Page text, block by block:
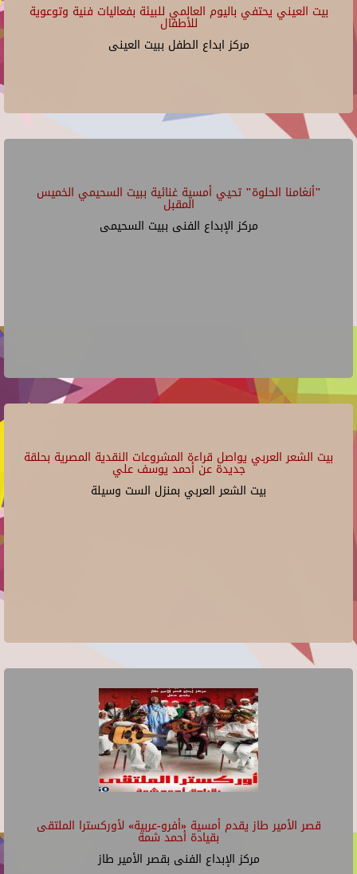
بيت العيني يحتفي باليوم العالمي للبيئة بفعاليات فنية وتوعوية
للأطفال
مركز ابداع الطفل ببيت العينى
"أنغامنا الحلوة" تحيي أمسية غنائية ببيت السحيمي الخميس
المقبل
مركز الإبداع الفنى ببيت السحيمى
بيت الشعر العربي يواصل قراءة المشروعات النقدية المصرية بحلقة
جديدة عن أحمد يوسف علي
بيت الشعر العربي بمنزل الست وسيلة
قصر الأمير طاز يقدم أمسية «أفرو-عربية» لأوركسترا الملتقى
بقيادة أحمد شمة
مركز الإبداع الفنى بقصر الأمير طاز